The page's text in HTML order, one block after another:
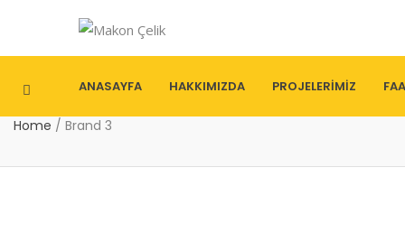
ANASAYFA HAKKIMIZDA PROJELERIMIZ
Home / Brand 3